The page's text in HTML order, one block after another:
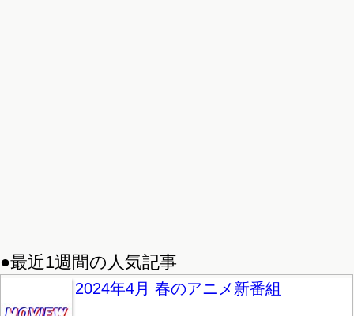
●最近1週間の人気記事
2024年4月 春のアニメ新番組